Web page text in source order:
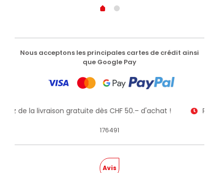
Nous acceptons les principales cartes de crédit ainsi
que Google Pay
de la livraison gratuite dès CHF 50.– d'achat !
176491
Avis